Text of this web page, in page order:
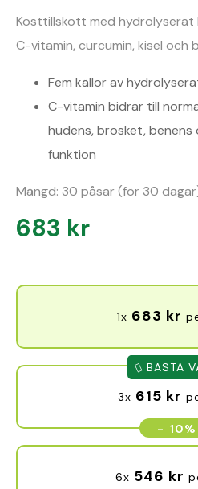
Kosttillskott med hydrolyserat
C-vitamin, curcumin, kisel och
Fem källor av
C-vitamin bidrar till
hudens, brosket,
funktion
Mängd: 30 påsar (för 30
683 kr
1x 683 kr
3x 615 kr
- 10%
BÄSTA
6x 546 kr